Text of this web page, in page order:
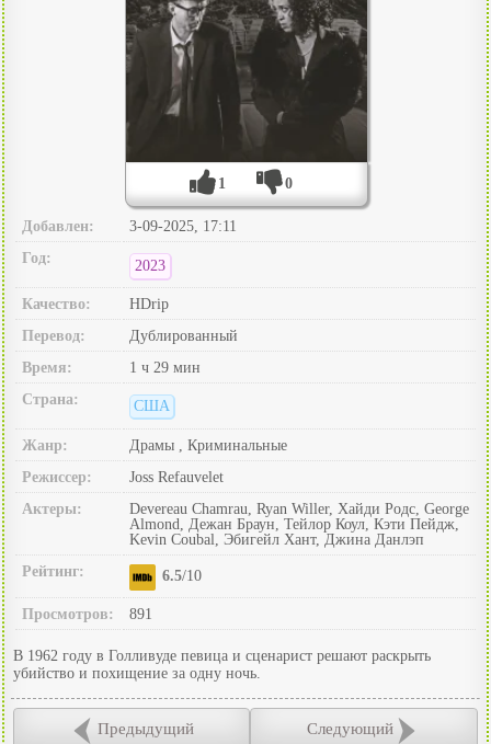
1 0
Добавлен:
3-09-2025, 17:11
Год:
2023
Качество:
HDrip
Перевод:
Дублированный
Время:
1 ч 29 мин
Страна:
США
Жанр:
Драмы , Криминальные
Режиссер:
Joss Refauvelet
Актеры:
Devereau Chamrau, Ryan Willer, Хайди Родс, George
Almond, Дежан Браун, Тейлор Коул, Кэти Пейдж,
Kevin Coubal, Эбигейл Хант, Джина Данлэп
Рейтинг:
6.5/10
Просмотров: 891
В 1962 году в Голливуде певица и сценарист решают раскрыть
убийство и похищение за одну ночь.
Предыдущий Следующий